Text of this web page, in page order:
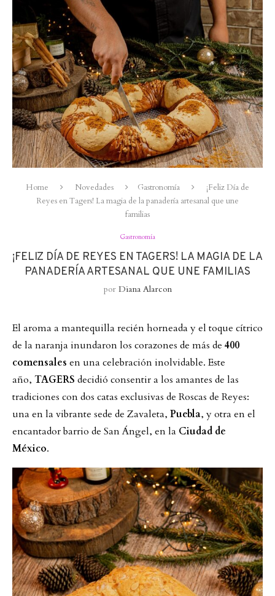
Home Novedades Gastronomía
¡Feliz Día de
Reyes en Tagers! La magia de la panadería artesanal que une
familias
Gastronomía
¡FELIZ DÍA DE REYES EN TAGERS! LA MAGIA DE LA
PANADERÍA ARTESANAL QUE UNE FAMILIAS
por Diana Alarcon
El aroma a mantequilla recién horneada y el toque cítrico
de la naranja inundaron los corazones de más de 400
comensales en una celebración inolvidable. Este
año, TAGERS decidió consentir a los amantes de las
tradiciones con dos catas exclusivas de Roscas de Reyes:
una en la vibrante sede de Zavaleta, Puebla, y otra en el
encantador barrio de San Ángel, en la Ciudad de
México.